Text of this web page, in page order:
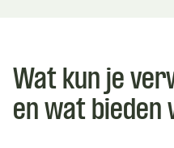
Wat kun je
en wat bieden